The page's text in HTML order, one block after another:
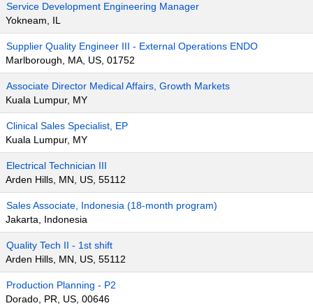
Service Development Engineering Manager
Yokneam, IL
Supplier Quality Engineer III - External Operations ENDO
Marlborough, MA, US, 01752
Associate Director Medical Affairs, Growth Markets
Kuala Lumpur, MY
Clinical Sales Specialist, EP
Kuala Lumpur, MY
Electrical Technician III
Arden Hills, MN, US, 55112
Sales Associate, Indonesia (18-month program)
Jakarta, Indonesia
Quality Tech II - 1st shift
Arden Hills, MN, US, 55112
Production Planning - P2
Dorado, PR, US, 00646